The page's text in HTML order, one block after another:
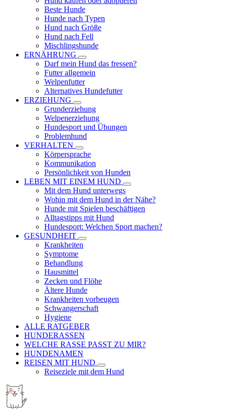
Beste Hunde
Hunde nach Typen
Hund nach Größe
Hund nach Fell
Mischlingshunde
ERNÄHRUNG
Darf mein Hund das fressen?
Futter allgemein
Welpenfutter
Alternatives Hundefutter
ERZIEHUNG
Grunderziehung
Welpenerziehung
Hundesport und Übungen
Problemhund
VERHALTEN
Körpersprache
Kommunikation
Persönlichkeit von Hunden
LEBEN MIT EINEM HUND
Mit dem Hund unterwegs
Wohin mit dem Hund in der Nähe?
Hunde mit Spielen beschäftigen
Alltagstipps mit Hund
Hundesport: Welchen Sport machen?
GESUNDHEIT
Krankheiten
Symptome
Behandlung
Hausmittel
Zecken und Flöhe
Ältere Hunde
Krankheiten vorbeugen
Schwangerschaft
Hygiene
ALLE RATGEBER
HUNDERASSEN
WELCHE RASSE PASST ZU MIR?
HUNDENAMEN
REISEN MIT HUND
Reiseziele mit dem Hund